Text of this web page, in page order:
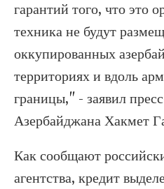
гарантий того, что это
техника не будут
оккупированных
территориях и вдоль
границы," - заявил
Азербайджана Хакмет
Как сообщают
агентства, кредит